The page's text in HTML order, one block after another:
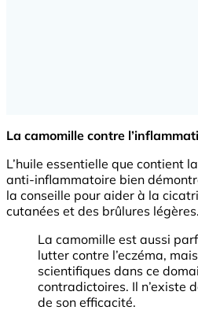
La camomille contre
L’huile essentielle que contient
anti-inflammatoire bien
la conseille pour aider à la
cutanées et des brûlures légères.
La camomille est aussi
lutter contre l’eczéma,
scientifiques dans ce
contradictoires. Il n’existe
de son efficacité.